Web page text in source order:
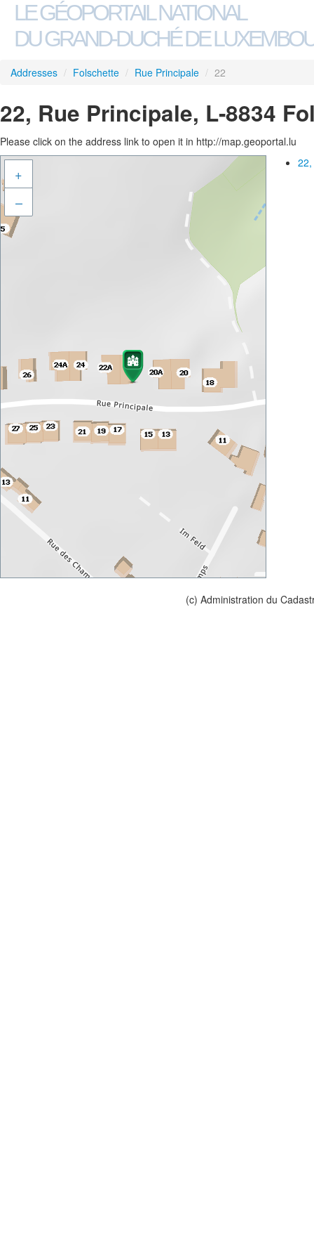
LE GÉOPORTAIL NATIONAL
DU GRAND-DUCHÉ DE
Addresses / Folschette / Rue Principale / 22
22, Rue Principale, L-8834
Please click on the address link to open it in http://map.geoportal.lu
+
–
(c) Administration du